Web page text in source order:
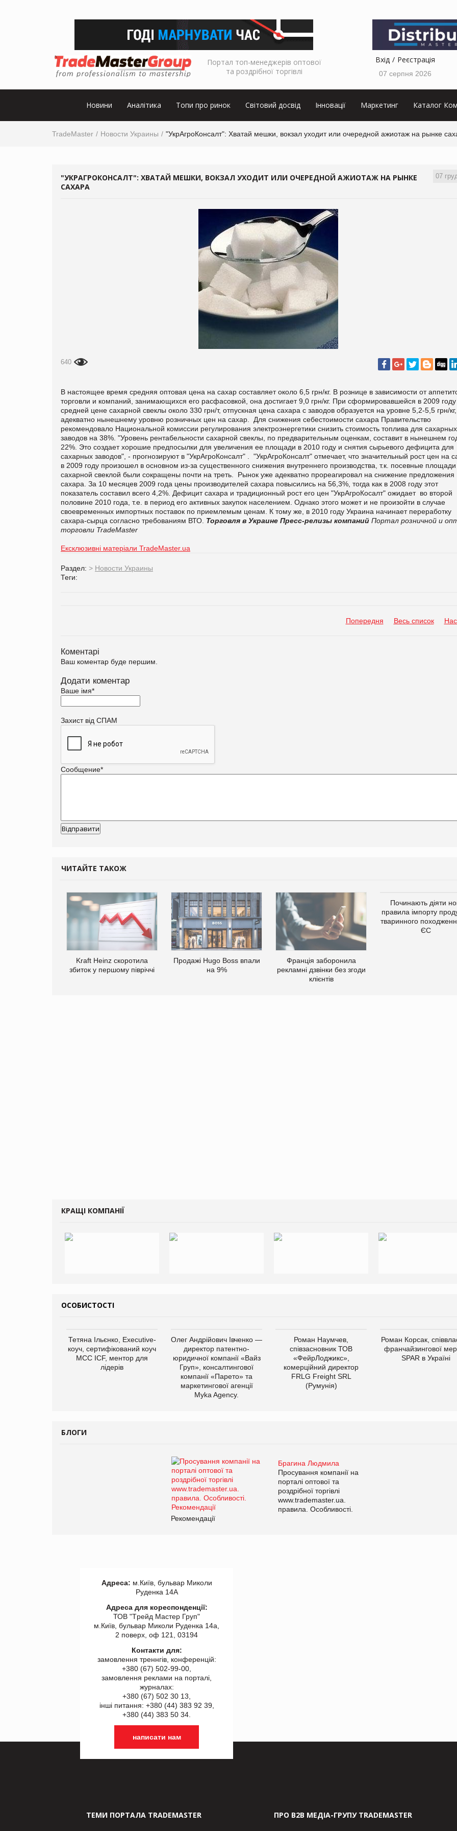
Портал топ-менеджерів оптової
та роздрібної торгівлі
Вхід Реєстрація
07 серпня 2026
Новини Аналітика Топи про ринок Світовий досвід Інновації Маркетинг Каталог
TradeMaster Новости Украины "УкрАгроКонсалт": Хватай мешки, вокзал уходит или очередной ажиотаж на рынке
07
"УКРАГРОКОНСАЛТ": ХВАТАЙ МЕШКИ, ВОКЗАЛ УХОДИТ ИЛИ ОЧЕРЕДНОЙ АЖИОТАЖ НА РЫНКЕ
САХАРА
640
В настоящее время средняя оптовая цена на сахар составляет около 6,5 грн/кг. В рознице в зависимости от
торговли и компаний, занимающихся его расфасовкой, она достигает 9,0 грн/кг. При сформировавшейся в 2009 году
средней цене сахарной свеклы около 330 грн/т, отпускная цена сахара с заводов образуется на уровне 5,2-5,5 грн/
адекватно нынешнему уровню розничных цен на сахар. Для снижения себестоимости сахара Правительство
рекомендовало Национальной комиссии регулирования электроэнергетики снизить стоимость топлива для сахарных
заводов на 38%. "Уровень рентабельности сахарной свеклы, по предварительным оценкам, составит в нынешнем
22%. Это создает хорошие предпосылки для увеличения ее площади в 2010 году и снятия сырьевого дефицита для
сахарных заводов", - прогнозируют в "УкрАгроКонсалт" .
"УкрАгроКонсалт" отмечает, что значительный рост цен на
в 2009 году произошел в основном из-за существенного снижения внутреннего производства, т.к. посевные
сахарной свеклой были сокращены почти на треть.
Рынок уже адекватно прореагировал на снижение предложения
сахара. За 10 месяцев 2009 года цены производителей сахара повысились на 56,3%, тогда как в 2008 году этот
показатель составил всего 4,2%. Дефицит сахара и традиционный рост его цен "УкрАгроКосалт" ожидает во второй
половине 2010 года, т.е. в период его активных закупок населением. Однако этого может и не произойти в случае
своевременных импортных поставок по приемлемым ценам. К тому же, в 2010 году Украина начинает переработку
сахара-сырца согласно требованиям ВТО. Торговля в Украине Пресс-релизы компаний Портал розничной и
торговли TradeMaster
Ексклюзивні матеріали TradeMaster.ua
Раздел: > Новости Украины
Теги:
Попередня Весь список
Коментарі
Ваш коментар буде першим.
Додати коментар
Ваше імя*
Захист від СПАМ
Сообщение*
ЧИТАЙТЕ ТАКОЖ
Kraft Heinz скоротила
збиток у першому півріччі
Продажі Hugo Boss впали
на 9%
Франція заборонила
рекламні дзвінки без згоди
клієнтів
Починають діяти
правила імпорту
тваринного
ЄС
КРАЩІ КОМПАНІЇ
ОСОБИСТОСТІ
Тетяна Ільєнко, Executive-
коуч, сертифікований коуч
МСС ICF, ментор для
лідерів
Олег Андрійович Івченко —
директор патентно-
юридичної компанії «Вайз
Груп», консалтингової
компанії «Парето» та
маркетингової агенції
Myka Agency.
Роман Наумчев,
співзасновник ТОВ
«ФейрЛоджикс»,
комерційний директор
FRLG Freight SRL
(Румунія)
Роман Корсак,
франчайзингової
SPAR в Україні
БЛОГИ
Брагина Людмила
Просування компанії на
порталі оптової та
роздрібної торгівлі
www.trademaster.ua.
правила. Особливості.
Рекомендації
Адреса: м.Київ, бульвар Миколи
Руденка 14А
Адреса для кореспонденції:
ТОВ "Tрейд Мастер Груп"
м.Київ, бульвар Миколи Руденка 14а,
2 поверх, оф 121, 03194
Контакти для:
замовлення треннгів, конференцій:
+380 (67) 502-99-00,
замовлення реклами на порталі,
журналах:
+380 (67) 502 30 13,
інші питання: +380 (44) 383 92 39,
+380 (44) 383 50 34.
написати нам
ТЕМИ ПОРТАЛА TRADEMASTER ПРО В2В МЕДІА-ГРУПУ TRADEMASTER